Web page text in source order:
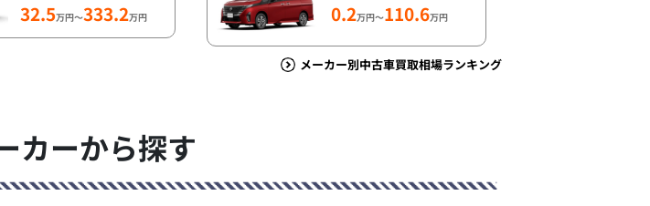
32.5万円～333.2万円 0.2万円～110.6万円
メーカー別中古車買取相場ランキング
カーから探す